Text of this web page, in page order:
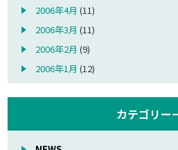
2006年4月 (11)
2006年3月 (11)
2006年2月 (9)
2006年1月 (12)
カテゴリー